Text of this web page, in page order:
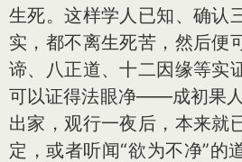
生死。这样学人已知、确认
实，都不离生死苦，然后便
谛、八正道、十二因缘等实
可以证得法眼净——成初果
出家，观行一夜后，本来就
定，或者听闻“欲为不净”的